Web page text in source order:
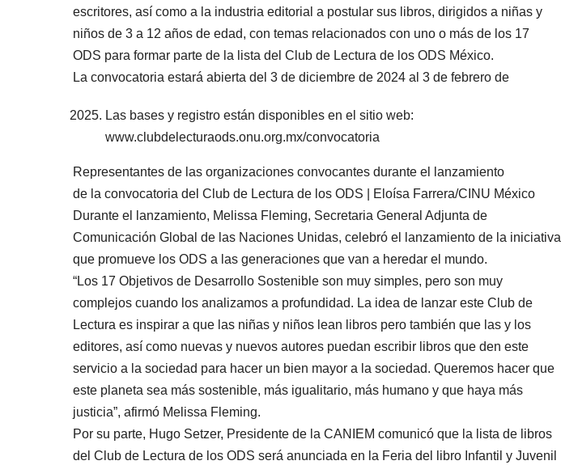
escritores, así como a la industria editorial a postular sus libros, dirigidos a niñas y
niños de 3 a 12 años de edad, con temas relacionados con uno o más de los 17
ODS para formar parte de la lista del Club de Lectura de los ODS México.
La convocatoria estará abierta del 3 de diciembre de 2024 al 3 de febrero de
Las bases y registro están disponibles en el sitio web:
www.clubdelecturaods.onu.org.mx/convocatoria
Representantes de las organizaciones convocantes durante el lanzamiento
de la convocatoria del Club de Lectura de los ODS | Eloísa Farrera/CINU México
Durante el lanzamiento, Melissa Fleming, Secretaria General Adjunta de
Comunicación Global de las Naciones Unidas, celebró el lanzamiento de la iniciativa
que promueve los ODS a las generaciones que van a heredar el mundo.
“Los 17 Objetivos de Desarrollo Sostenible son muy simples, pero son muy
complejos cuando los analizamos a profundidad. La idea de lanzar este Club de
Lectura es inspirar a que las niñas y niños lean libros pero también que las y los
editores, así como nuevas y nuevos autores puedan escribir libros que den este
servicio a la sociedad para hacer un bien mayor a la sociedad. Queremos hacer que
este planeta sea más sostenible, más igualitario, más humano y que haya más
justicia”, afirmó Melissa Fleming.
Por su parte, Hugo Setzer, Presidente de la CANIEM comunicó que la lista de libros
del Club de Lectura de los ODS será anunciada en la Feria del libro Infantil y Juvenil